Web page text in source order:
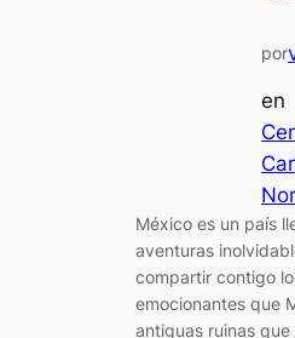
por
en
México es un país
aventuras
compartir contigo
emocionantes que
antiguas ruinas